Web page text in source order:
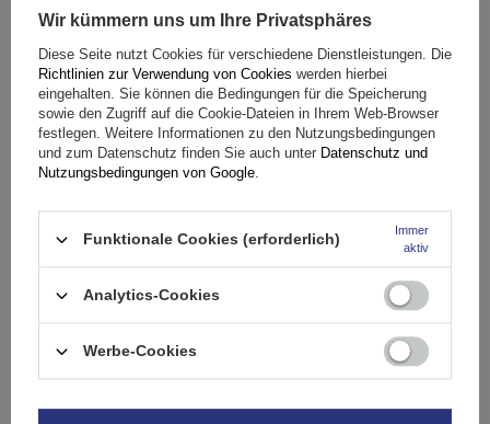
Peruzzo Firenze 2 E-Bike – Heckklappen-Fahrradträger
Maximales Fahrradgewicht:
22,5 kg
Nutzlast der Haltebügel:
45 kg
kompatibel mit Elektrofahrrädern
Aluminiumkonstruktion
Wir kümmern uns um Ihre Privatsphäres
Diese Seite nutzt Cookies für verschiedene Dienstleistungen. Die
Richtlinien zur Verwendung von Cookies werden hierbei
eingehalten. Sie können die Bedingungen für die Speicherung
sowie den Zugriff auf die Cookie-Dateien in Ihrem Web-Browser
festlegen. Weitere Informationen zu den Nutzungsbedingungen
und zum Datenschutz finden Sie auch unter Datenschutz und
Nutzungsbedingungen von Google.
Funktionale Cookies (erforderlich)
Immer
aktiv
Analytics-Cookies
Werbe-Cookies